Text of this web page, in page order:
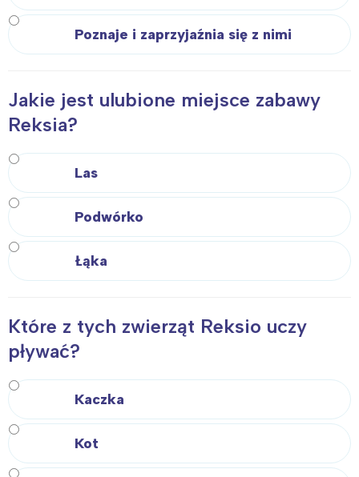
Poznaje i zaprzyjaźnia się z nimi
Jakie jest ulubione miejsce zabawy
Reksia?
Las
Podwórko
Łąka
Które z tych zwierząt Reksio uczy
pływać?
Kaczka
Kot